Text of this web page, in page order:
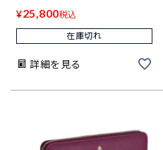
¥25,800税込
在庫切れ
詳細を見る